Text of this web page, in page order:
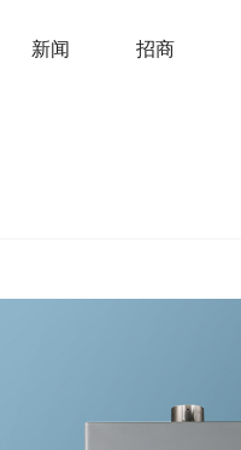
新闻 招商